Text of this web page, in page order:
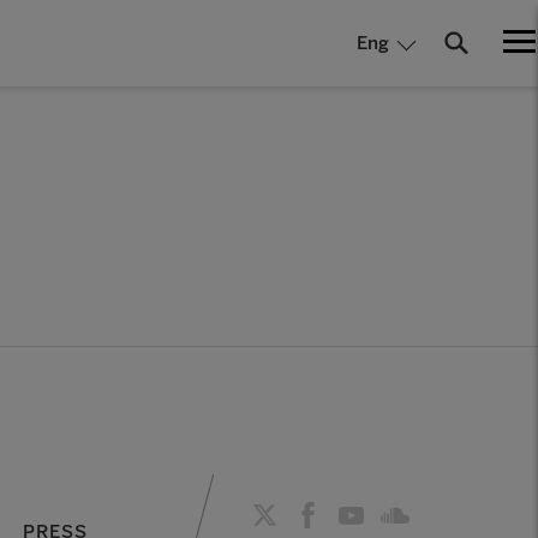
Eng
PRESS